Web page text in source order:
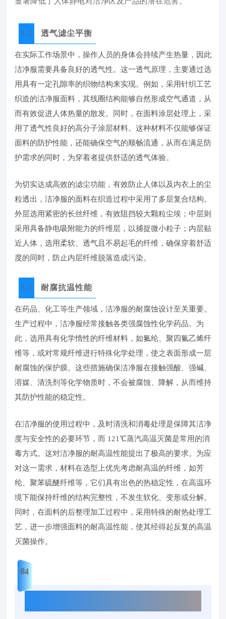
3.2 透气滤尘平衡
在实际工作场景中，操作人员的身体会持续产生热量，因此
洁净服需要具备良好的透气性。这一透气原理，主要通过选
用具有一定孔隙率的织物结构来实现。例如，采用针织工艺
织造的洁净服面料，其线圈结构能够自然形成空气通道，从
而有效促进人体热量的散发。同时，在面料涂层处理上，采
用了透气性良好的高分子涂层材料。这种材料不仅能够保证
面料的防护性能，还能确保空气的顺畅流通，从而在满足防
护需求的同时，为穿着者提供舒适的透气体验。
为切实达成高效的滤尘功能，有效防止人体以及内衣上的尘
粒透出，洁净服的面料在织造过程中采用了多层复合结构。
外层选用紧密的长丝纤维，有效阻挡较大颗粒尘埃；中层则
采用具备静电吸附能力的纤维层，以捕捉微小粒子；内层贴
近人体，选用柔软、透气且不易起毛的纤维，确保穿着舒适
度的同时，防止内层纤维脱落造成污染。
3.3 耐腐抗温性能
在药品、化工等生产领域，洁净服的耐腐蚀设计至关重要。
生产过程中，洁净服经常接触各类强腐蚀性化学药品。为
此，选用具有化学惰性的纤维材料，如氟纶、聚四氟乙烯纤
维等，或对常规纤维进行特殊化学处理，使之表面形成一层
耐腐蚀的保护膜。这些措施确保洁净服在接触强酸、强碱、
溶媒、清洗剂等化学物质时，不会被腐蚀、降解，从而维持
其防护性能的稳定性。
在洁净服的使用过程中，及时清洗和消毒处理是保障其洁净
度与安全性的必要环节，而 121℃蒸汽高温灭菌是常用的消
毒方式。这对洁净服的耐高温性能提出了极高的要求。为应
对这一需求，材料在选型上优先考虑耐高温的纤维，如芳
纶、聚苯硫醚纤维等，它们具有出色的热稳定性，在高温环
境下能保持纤维的结构完整性，不发生软化、变形或分解。
同时，在面料的后整理加工过程中，采用特殊的耐热处理工
艺，进一步增强面料的耐高温性能，使其经得起反复的高温
灭菌操作。
04